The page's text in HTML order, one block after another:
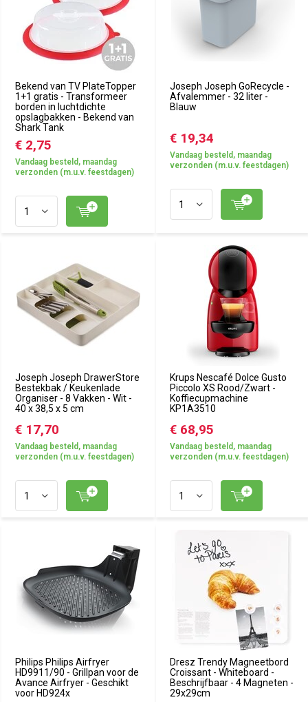
Bekend van TV PlateTopper
1+1 gratis - Transformeer
borden in luchtdichte
opslagbakken - Bekend van
Shark Tank
€ 2,75
Vandaag besteld, maandag
verzonden (m.u.v. feestdagen)
Joseph Joseph GoRecycle -
Afvalemmer - 32 liter -
Blauw
€ 19,34
Vandaag besteld, maandag
verzonden (m.u.v. feestdagen)
Joseph Joseph DrawerStore
Bestekbak / Keukenlade
Organiser - 8 Vakken - Wit -
40 x 38,5 x 5 cm
€ 17,70
Vandaag besteld, maandag
verzonden (m.u.v. feestdagen)
Krups Nescafé Dolce Gusto
Piccolo XS Rood/Zwart -
Koffiecupmachine
KP1A3510
€ 68,95
Vandaag besteld, maandag
verzonden (m.u.v. feestdagen)
Philips Philips Airfryer
HD9911/90 - Grillpan voor de
Avance Airfryer - Geschikt
voor HD924x
Dresz Trendy Magneetbord
Croissant - Whiteboard -
Beschrijfbaar - 4 Magneten -
29x29cm